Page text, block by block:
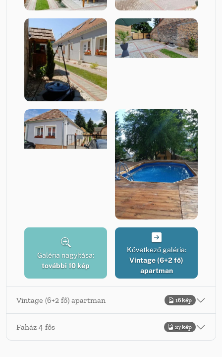
Galéria nagyítása:
további 10 kép
Következő galéria:
Vintage (6+2 fő)
apartman
Vintage (6+2 fő) apartman 16 kép
Faház 4 fős 27 kép